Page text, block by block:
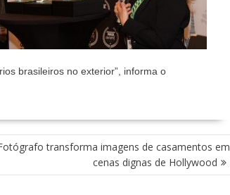
brasileiros no exterior”, informa o
transforma imagens de casamentos em
cenas dignas de Hollywood